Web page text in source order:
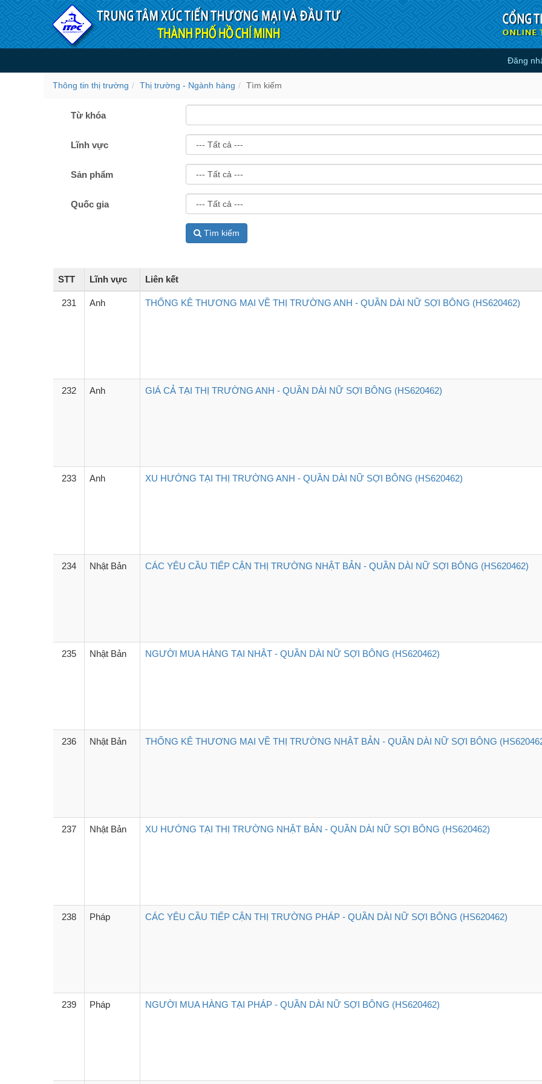
Truy cập nội dung luôn
Tìm kiếm Đăng
Thông tin thị trường Thị trường - Ngành hàng Tìm kiếm
Từ khóa
Lĩnh vực
Sản phẩm
Quốc gia
Tìm kiếm
STT Lĩnh vực Liên kết
231 Anh THỐNG KÊ THƯƠNG MẠI VỀ THỊ TRƯỜNG ANH - QUẦN DÀI NỮ SỢI BÔNG (HS620462)
232 Anh GIÁ CẢ TẠI THỊ TRƯỜNG ANH - QUẦN DÀI NỮ SỢI BÔNG (HS620462)
233 Anh XU HƯỚNG TẠI THỊ TRƯỜNG ANH - QUẦN DÀI NỮ SỢI BÔNG (HS620462)
234 Nhật Bản CÁC YÊU CẦU TIẾP CẬN THỊ TRƯỜNG NHẬT BẢN - QUẦN DÀI NỮ SỢI BÔNG (HS620462)
235 Nhật Bản NGƯỜI MUA HÀNG TẠI NHẬT - QUẦN DÀI NỮ SỢI BÔNG (HS620462)
236 Nhật Bản THỐNG KÊ THƯƠNG MẠI VỀ THỊ TRƯỜNG NHẬT BẢN - QUẦN DÀI NỮ SỢI BÔNG
237 Nhật Bản XU HƯỚNG TẠI THỊ TRƯỜNG NHẬT BẢN - QUẦN DÀI NỮ SỢI BÔNG (HS620462)
238 Pháp CÁC YÊU CẦU TIẾP CẬN THỊ TRƯỜNG PHÁP - QUẦN DÀI NỮ SỢI BÔNG (HS620462)
239 Pháp NGƯỜI MUA HÀNG TẠI PHÁP - QUẦN DÀI NỮ SỢI BÔNG (HS620462)